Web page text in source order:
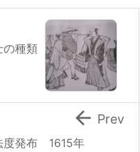
の種類
度発布 1615年
 Prev